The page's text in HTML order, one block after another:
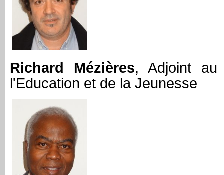
Richard Mézières, Adjoint
l'Education et de la Jeunesse